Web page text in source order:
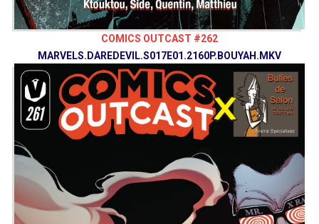
COMICS OUTCAST #262
MARVELS.DAREDEVIL.S017E01.2160P.BOUYAH.MKV